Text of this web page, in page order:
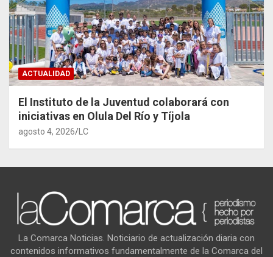
ACTUALIDAD
El Instituto de la Juventud colaborará con
iniciativas en Olula Del Río y Tíjola
agosto 4, 2026 LC
La Comarca Noticias. Noticiario de actualización diaria con
contenidos informativos fundamentalmente de la Comarca del